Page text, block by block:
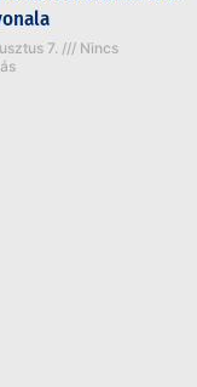
7.
Nincs